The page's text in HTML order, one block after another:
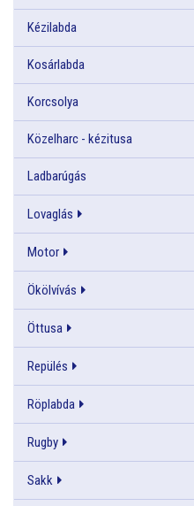
Kézilabda
Kosárlabda
Korcsolya
Közelharc - kézitusa
Ladbarúgás
Lovaglás
Motor
Ökölvívás
Öttusa
Repülés
Röplabda
Rugby
Sakk